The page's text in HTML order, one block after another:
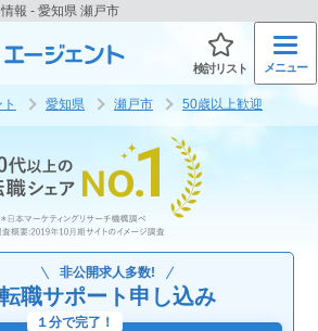
報 - 愛知県 瀬戸市
検討リスト メニュー
愛知県 瀬戸市 50歳以上歓迎
非公開求人多数!
転職サポート申し込み
１分で完了！